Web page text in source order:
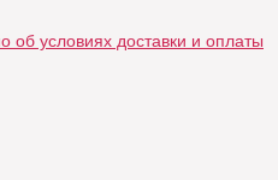
об условиях доставки и оплаты